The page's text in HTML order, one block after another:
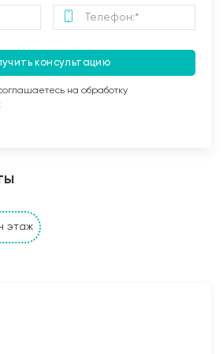
дома
несущие стены выполнены
консультацию
на обработку
этаж